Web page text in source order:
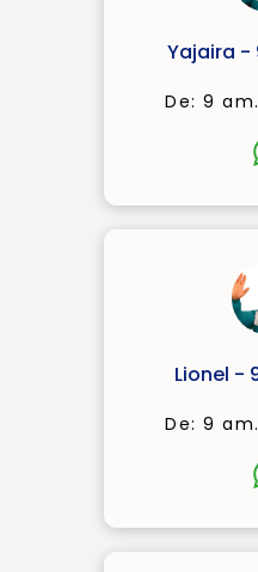
Yajaira -
De: 9
Lionel -
De: 9